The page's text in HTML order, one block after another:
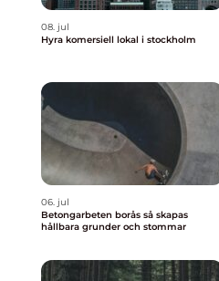
08. jul
Hyra komersiell lokal i stockholm
06. jul
Betongarbeten borås så skapas
hållbara grunder och stommar